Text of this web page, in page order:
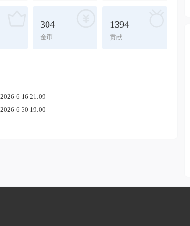
304
金币
1394
贡献
2026-6-16 21:09
2026-6-30 19:00